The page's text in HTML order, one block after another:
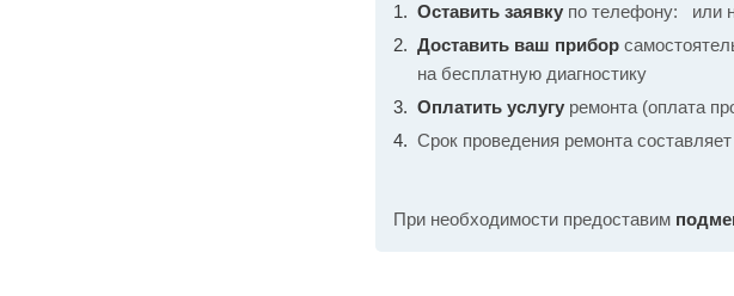
Оставить заявку по телефону:
или
Доставить ваш прибор
на бесплатную диагностику
Оплатить услугу ремонта (оплата
Срок проведения ремонта составляет
При необходимости предоставим